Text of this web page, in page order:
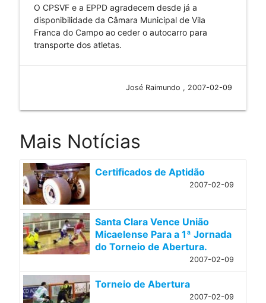
O CPSVF e a EPPD agradecem desde já a
disponibilidade da Câmara Municipal de Vila
Franca do Campo ao ceder o autocarro para
transporte dos atletas.
José Raimundo , 2007-02-09
Mais Notícias
Certificados de Aptidão
2007-02-09
Santa Clara Vence União
Micaelense Para a 1ª Jornada
do Torneio de Abertura.
2007-02-09
Torneio de Abertura
2007-02-09